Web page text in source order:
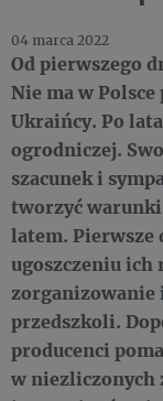
04 marca 2022
Od pierwszego
Nie ma w
Ukraińcy. Po
ogrodniczej.
szacunek i
tworzyć
latem. Pierwsze
ugoszczeniu ich
zorganizowanie
przedszkoli.
producenci
w niezliczonych